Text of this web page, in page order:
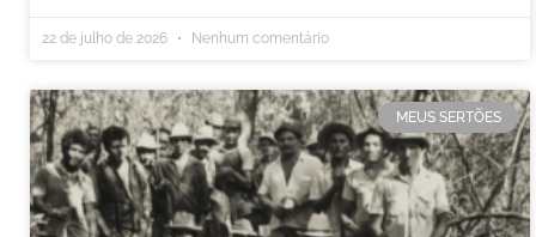
22 de julho de 2026 Nenhum comentário
MEUS SERTÕES